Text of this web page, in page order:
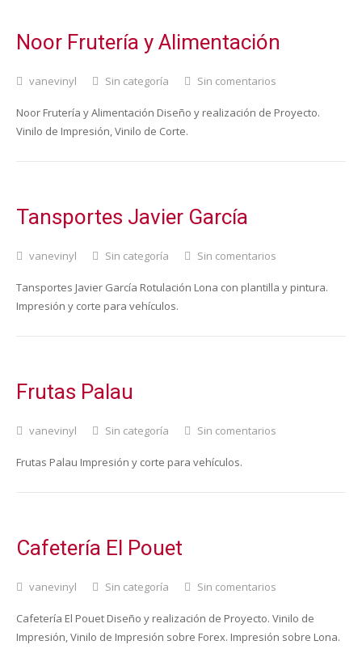
Noor Frutería y Alimentación
vanevinyl Sin categoría Sin comentarios
Noor Frutería y Alimentación Diseño y realización de Proyecto.
Vinilo de Impresión, Vinilo de Corte.
Tansportes Javier García
vanevinyl Sin categoría Sin comentarios
Tansportes Javier García Rotulación Lona con plantilla y pintura.
Impresión y corte para vehículos.
Frutas Palau
vanevinyl Sin categoría Sin comentarios
Frutas Palau Impresión y corte para vehículos.
Cafetería El Pouet
vanevinyl Sin categoría Sin comentarios
Cafetería El Pouet Diseño y realización de Proyecto. Vinilo de
Impresión, Vinilo de Impresión sobre Forex. Impresión sobre Lona.